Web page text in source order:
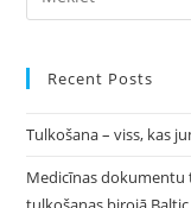
Recent Posts
Tulkošana – viss, kas
Medicīnas dokumentu